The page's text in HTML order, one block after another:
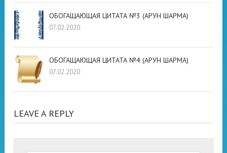
ОБОГАЩАЮЩАЯ ЦИТАТА №3 (АРУН ШАРМА)
07.02.2020
ОБОГАЩАЮЩАЯ ЦИТАТА №4 (АРУН ШАРМА)
07.02.2020
LEAVE A REPLY